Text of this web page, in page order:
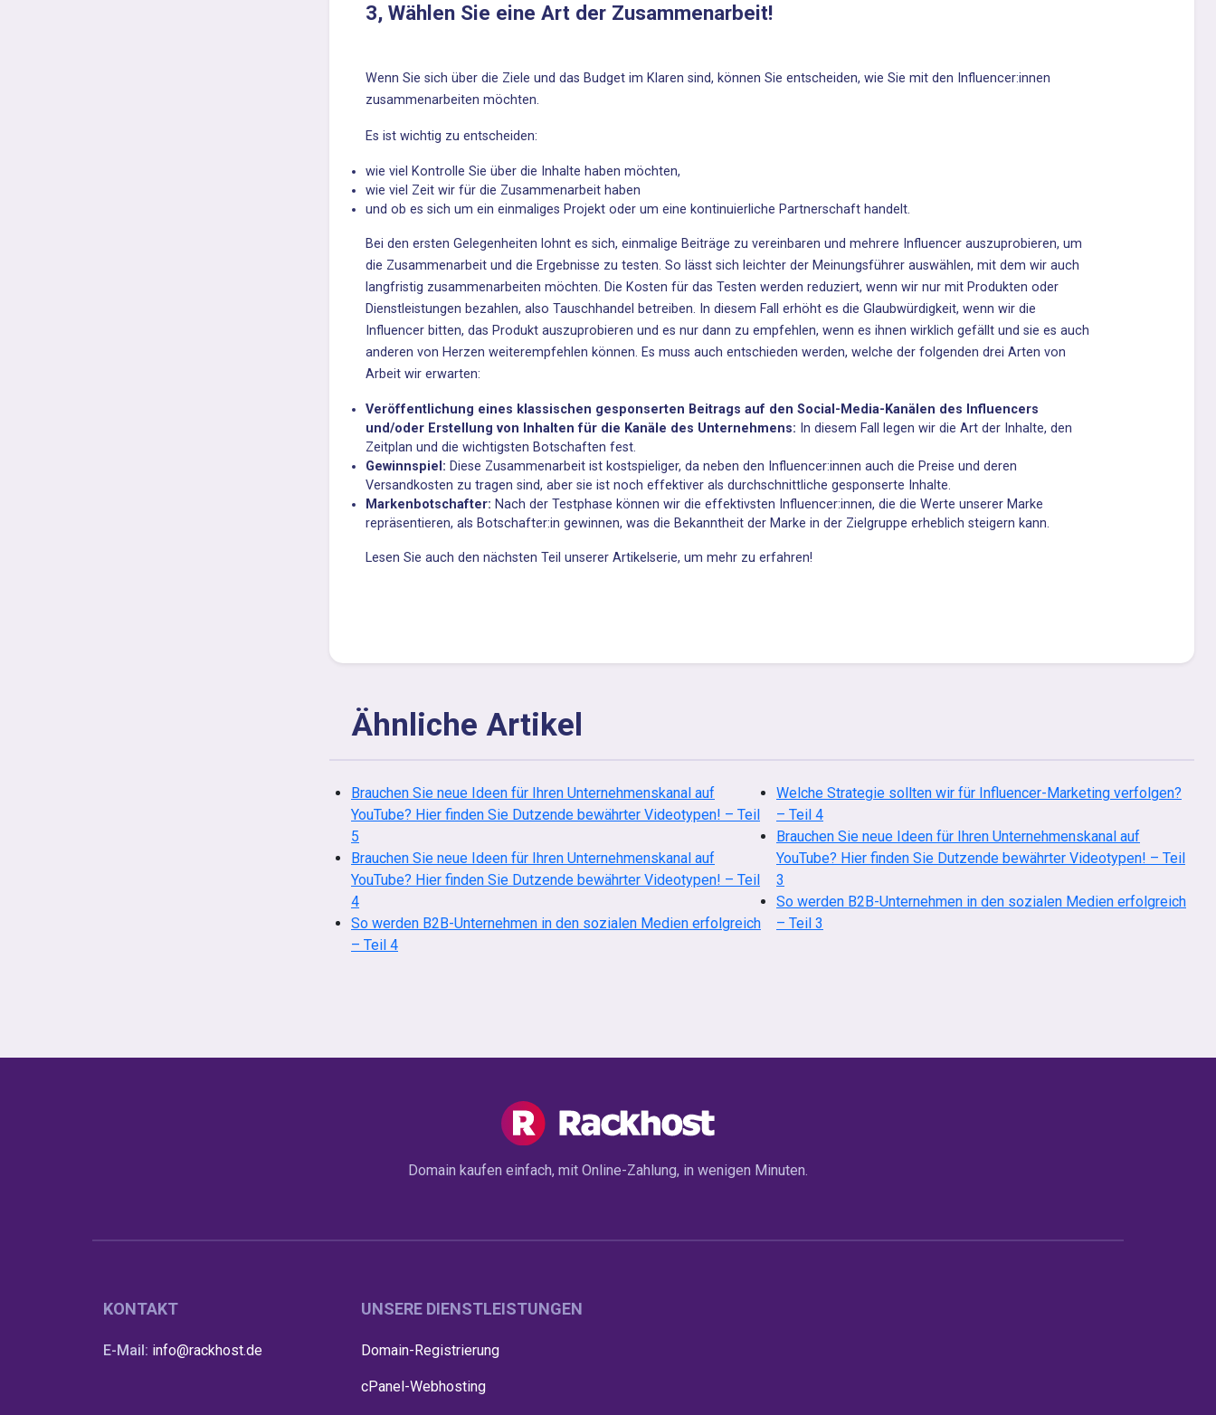
3, Wählen Sie eine Art der Zusammenarbeit!
Wenn Sie sich über die Ziele und das Budget im Klaren sind, können Sie entscheiden, wie Sie mit den Influencer:innen
zusammenarbeiten möchten.
Es ist wichtig zu entscheiden:
wie viel Kontrolle Sie über die Inhalte haben möchten,
wie viel Zeit wir für die Zusammenarbeit haben
und ob es sich um ein einmaliges Projekt oder um eine kontinuierliche Partnerschaft handelt.
Bei den ersten Gelegenheiten lohnt es sich, einmalige Beiträge zu vereinbaren und mehrere Influencer auszuprobieren, um
die Zusammenarbeit und die Ergebnisse zu testen. So lässt sich leichter der Meinungsführer auswählen, mit dem wir auch
langfristig zusammenarbeiten möchten. Die Kosten für das Testen werden reduziert, wenn wir nur mit Produkten oder
Dienstleistungen bezahlen, also Tauschhandel betreiben. In diesem Fall erhöht es die Glaubwürdigkeit, wenn wir die
Influencer bitten, das Produkt auszuprobieren und es nur dann zu empfehlen, wenn es ihnen wirklich gefällt und sie es auch
anderen von Herzen weiterempfehlen können. Es muss auch entschieden werden, welche der folgenden drei Arten von
Arbeit wir erwarten:
Veröffentlichung eines klassischen gesponserten Beitrags auf den Social-Media-Kanälen des Influencers
und/oder Erstellung von Inhalten für die Kanäle des Unternehmens: In diesem Fall legen wir die Art der Inhalte, den
Zeitplan und die wichtigsten Botschaften fest.
Gewinnspiel: Diese Zusammenarbeit ist kostspieliger, da neben den Influencer:innen auch die Preise und deren
Versandkosten zu tragen sind, aber sie ist noch effektiver als durchschnittliche gesponserte Inhalte.
Markenbotschafter: Nach der Testphase können wir die effektivsten Influencer:innen, die die Werte unserer Marke
repräsentieren, als Botschafter:in gewinnen, was die Bekanntheit der Marke in der Zielgruppe erheblich steigern kann.
Lesen Sie auch den nächsten Teil unserer Artikelserie, um mehr zu erfahren!
Ähnliche Artikel
Brauchen Sie neue Ideen für Ihren Unternehmenskanal auf
YouTube? Hier finden Sie Dutzende bewährter Videotypen! – Teil
5
Brauchen Sie neue Ideen für Ihren Unternehmenskanal auf
YouTube? Hier finden Sie Dutzende bewährter Videotypen! – Teil
4
So werden B2B-Unternehmen in den sozialen Medien erfolgreich
– Teil 4
Welche Strategie sollten wir für Influencer-Marketing verfolgen?
– Teil 4
Brauchen Sie neue Ideen für Ihren Unternehmenskanal auf
YouTube? Hier finden Sie Dutzende bewährter Videotypen! – Teil
3
So werden B2B-Unternehmen in den sozialen Medien erfolgreich
– Teil 3
Domain kaufen einfach, mit Online-Zahlung, in wenigen Minuten.
KONTAKT
E-Mail: info@rackhost.de
UNSERE DIENSTLEISTUNGEN
Domain-Registrierung
cPanel-Webhosting